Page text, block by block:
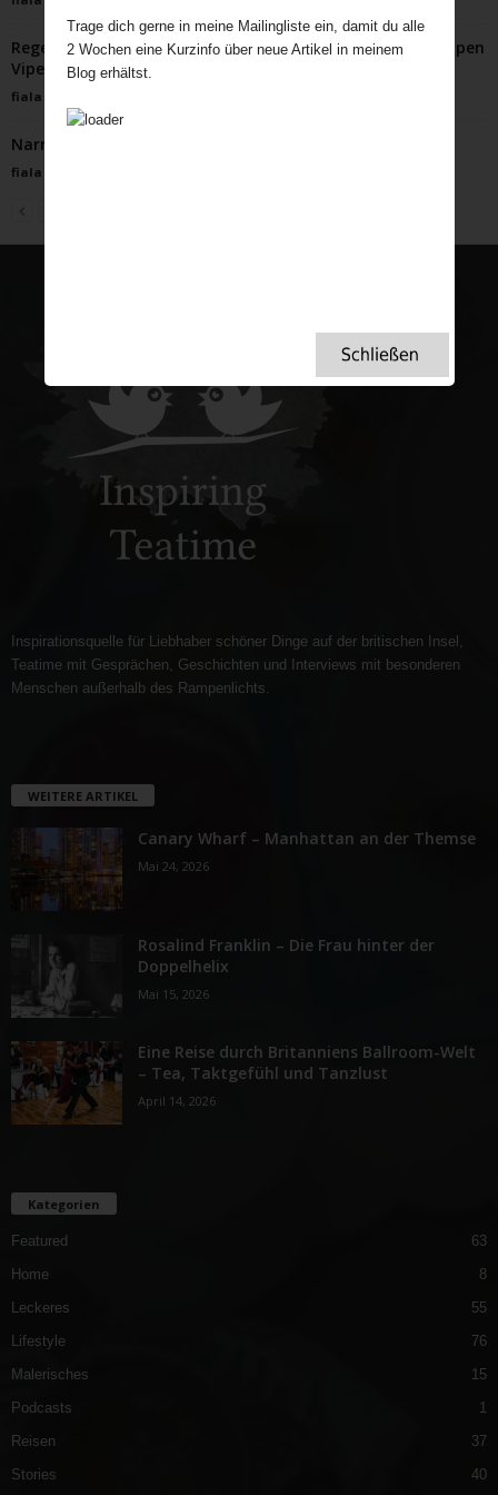
Regent’s Canal Unplugged: Eine entspannte Tour mit hippen
Vipes!
fiala
Narrowboats vom Kohleschlepper zum Ferienhaus
fiala
Inspirationsquelle für Liebhaber schöner Dinge auf der britischen Insel,
Teatime mit Gesprächen, Geschichten und Interviews mit besonderen
Menschen außerhalb des Rampenlichts.
WEITERE ARTIKEL
Canary Wharf – Manhattan an der Themse
Mai 24, 2026
Rosalind Franklin – Die Frau hinter der
Doppelhelix
Mai 15, 2026
Eine Reise durch Britanniens Ballroom-Welt
– Tea, Taktgefühl und Tanzlust
April 14, 2026
Kategorien
Featured
63
Home
8
Leckeres
55
Lifestyle
76
Malerisches
15
Podcasts
1
Reisen
37
Stories
40
Trage dich gerne in meine Mailingliste ein, damit du alle
2 Wochen eine Kurzinfo über neue Artikel in meinem
Blog erhältst.